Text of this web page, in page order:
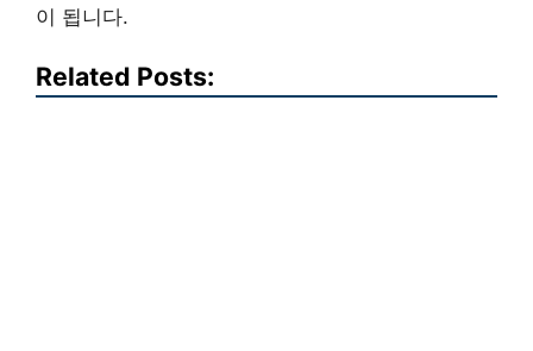
이 됩니다.
Related Posts: